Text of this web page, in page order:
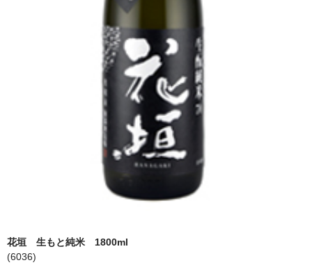
季節商品
花垣 生もと純米 1800ml
(6036)